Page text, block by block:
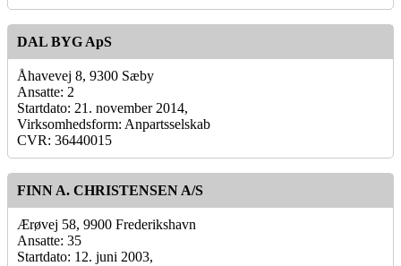
DAL BYG ApS
Åhavevej 8, 9300 Sæby
Ansatte: 2
Startdato: 21. november 2014,
Virksomhedsform: Anpartsselskab
CVR: 36440015
FINN A. CHRISTENSEN A/S
Ærøvej 58, 9900 Frederikshavn
Ansatte: 35
Startdato: 12. juni 2003,